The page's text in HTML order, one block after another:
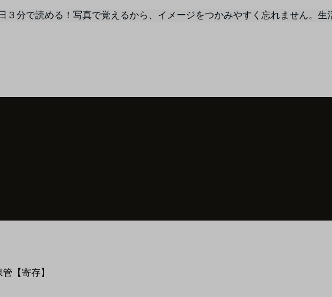
３分で読める！写真で覚えるから、イメージをつかみやすく忘れません。
【寄存】